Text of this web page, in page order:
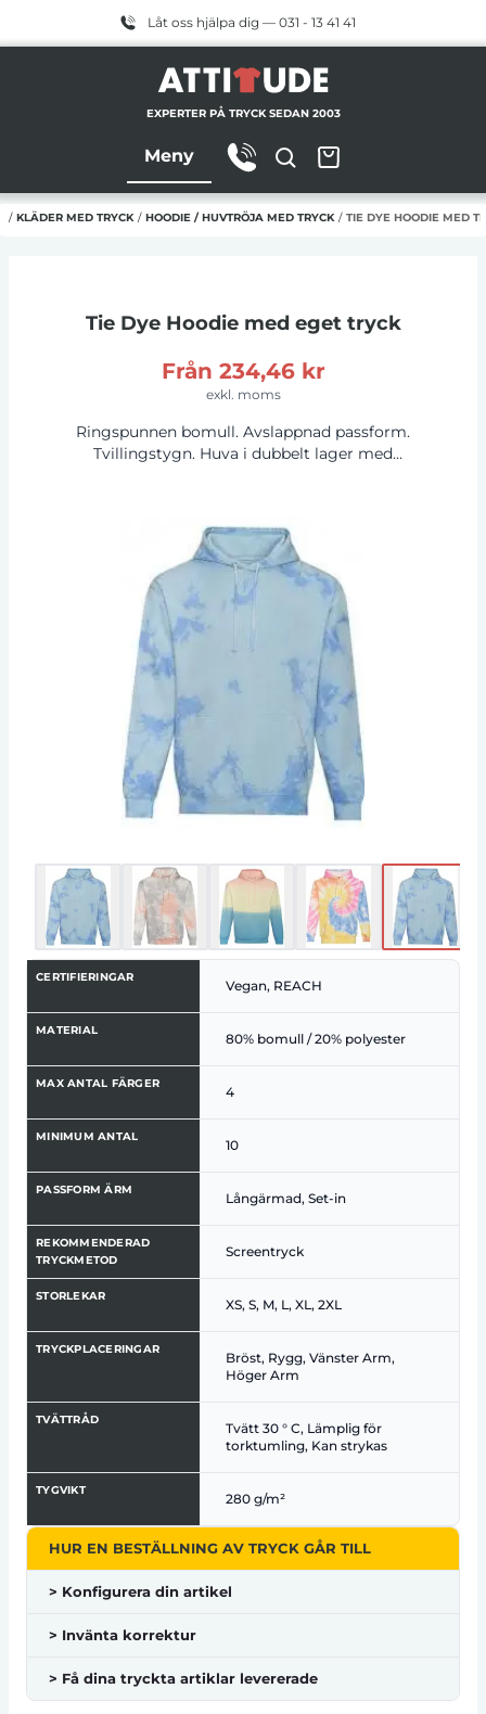
Låt oss hjälpa dig — 031 - 13 41 41
EXPERTER PÅ TRYCK SEDAN 2003
Meny
/ KLÄDER MED TRYCK / HOODIE / HUVTRÖJA MED TRYCK / TIE DYE HOODIE MED
Tie Dye Hoodiemed eget tryck
Från 234,46 kr
exkl. moms
Ringspunnen bomull. Avslappnad passform.
Tvillingstygn. Huva i dubbelt lager med
CERTIFIERINGAR
Vegan, REACH
MATERIAL
80% bomull / 20% polyester
MAX ANTAL FÄRGER
4
MINIMUM ANTAL
10
PASSFORM ÄRM
Långärmad, Set-in
REKOMMENDERAD
TRYCKMETOD
Screentryck
STORLEKAR
XS, S, M, L, XL, 2XL
TRYCKPLACERINGAR
Bröst, Rygg, Vänster Arm,
Höger Arm
TVÄTTRÅD
Tvätt 30 ° C, Lämplig för
torktumling, Kan strykas
TYGVIKT
280 g/m²
HUR EN BESTÄLLNING AV TRYCK GÅR TILL
> Konfigurera din artikel
> Invänta korrektur
> Få dina tryckta artiklar levererade